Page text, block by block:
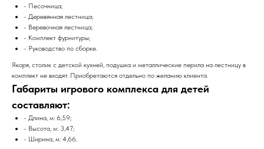
- Песочница;
- Деревянная лестница;
- Веревочная лестница;
- Комплект фурнитуры;
- Руководство по сборке.
Якоря, столик с детской кухней, подушка и металлические перила на лестницу в
комплект не входят. Приобретаются отдельно по желанию клиента.
Габариты игрового комплекса для детей
составляют:
- Длина, м: 6,59;
- Высота, м: 3,47;
- Ширина, м: 4,66.